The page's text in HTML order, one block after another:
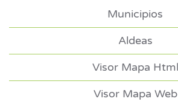
Municipios
Aldeas
Visor Mapa Html
Visor Mapa Web